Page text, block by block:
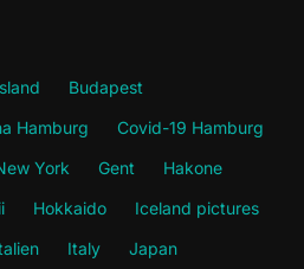
Budapest
Hamburg
Covid-19 Hamburg
York Gent
Hakone
Hokkaido
Iceland pictures
Italy Japan